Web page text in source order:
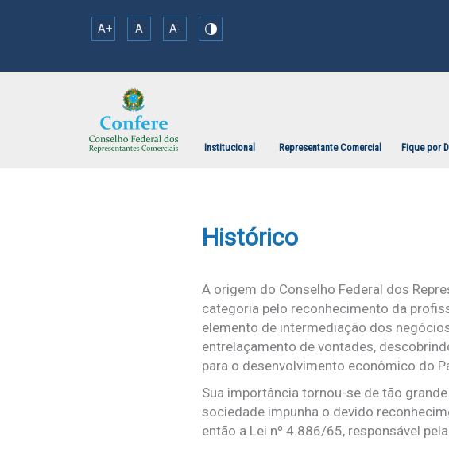
A+ A A-
Institucional Representante Comercial Fique por
Histórico
A origem do Conselho Federal dos
categoria pelo reconhecimento da
elemento de intermediação dos
entrelaçamento de vontades,
para o desenvolvimento econômico do
Sua importância tornou-se de tão
sociedade impunha o devido
então a Lei nº 4.886/65, responsável